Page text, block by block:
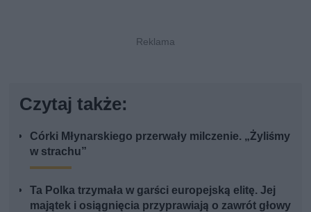
Czytaj także:
Córki Młynarskiego przerwały milczenie. „Żyliśmy
w strachu”
Ta Polka trzymała w garści europejską elitę. Jej
majątek i osiągnięcia przyprawiają o zawrót głowy